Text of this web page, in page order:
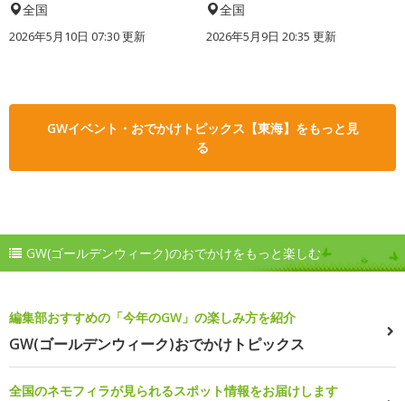
全国
2026年5月10日 07:30 更新
全国
2026年5月9日 20:35 更新
GWイベント・おでかけトピックス【東海】をもっと見
る
GW(ゴールデンウィーク)のおでかけをもっと楽しむ
編集部おすすめの「今年のGW」の楽しみ方を紹介
GW(ゴールデンウィーク)おでかけトピックス
全国のネモフィラが見られるスポット情報をお届けします